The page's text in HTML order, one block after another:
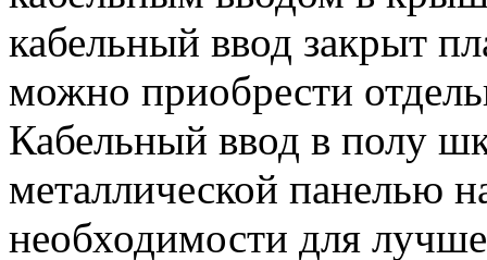
кабельный ввод закрыт
можно приобрести
Кабельный ввод в полу
металлической панелью
необходимости для